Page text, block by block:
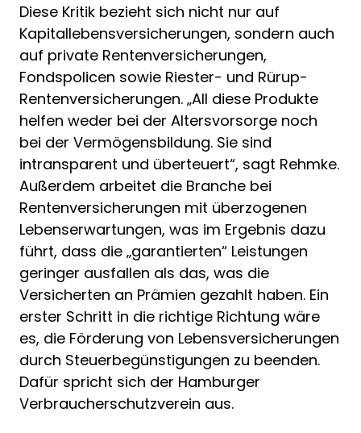
Diese Kritik bezieht sich nicht nur auf
Kapitallebensversicherungen, sondern auch
auf private Rentenversicherungen,
Fondspolicen sowie Riester- und Rürup-
Rentenversicherungen. „All diese Produkte
helfen weder bei der Altersvorsorge noch
bei der Vermögensbildung. Sie sind
intransparent und überteuert“, sagt Rehmke.
Außerdem arbeitet die Branche bei
Rentenversicherungen mit überzogenen
Lebenserwartungen, was im Ergebnis dazu
führt, dass die „garantierten“ Leistungen
geringer ausfallen als das, was die
Versicherten an Prämien gezahlt haben. Ein
erster Schritt in die richtige Richtung wäre
es, die Förderung von Lebensversicherungen
durch Steuerbegünstigungen zu beenden.
Dafür spricht sich der Hamburger
Verbraucherschutzverein aus.